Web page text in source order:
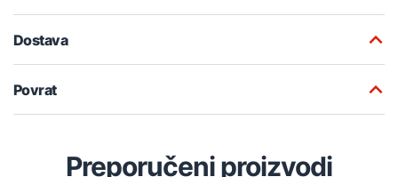
Dostava
Povrat
Preporučeni proizvodi